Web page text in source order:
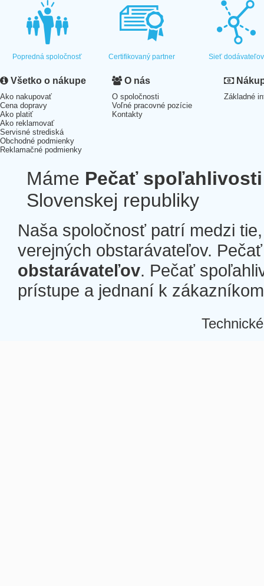
Popredná spoločnosť Certifikovaný partner Sieť dodávateľov
Všetko o nákupe
Ako nakupovať
Cena dopravy
Ako platiť
Ako reklamovať
Servisné strediská
Obchodné podmienky
Reklamačné podmienky
O nás
O spoločnosti
Voľné pracovné pozície
Kontakty
Základné
Máme Pečať spoľahlivosti
Slovenskej republiky
Naša spoločnosť patrí medzi
verejných obstarávateľov.
obstarávateľov. Pečať
prístupe a jednaní k